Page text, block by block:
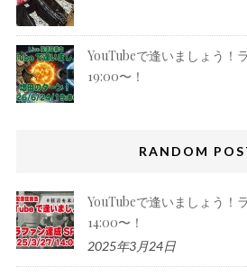
YouTubeで逢いましょう！
19:00〜！
RANDOM
YouTubeで逢いましょう！
14:00〜！
2025年3月24日